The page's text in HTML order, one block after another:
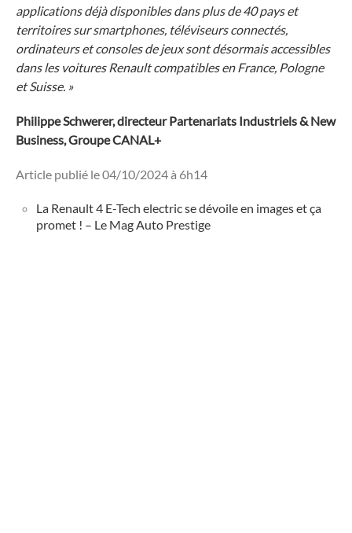
applications déjà disponibles dans plus de 40 pays et
territoires sur smartphones, téléviseurs connectés,
ordinateurs et consoles de jeux sont désormais accessibles
dans les voitures Renault compatibles en France, Pologne
et Suisse. »
Philippe Schwerer, directeur Partenariats Industriels & New
Business,Groupe CANAL+
Article publié le 04/10/2024 à 6h14
La Renault 4 E-Tech electric se dévoile en images et ça
promet ! – Le Mag Auto Prestige